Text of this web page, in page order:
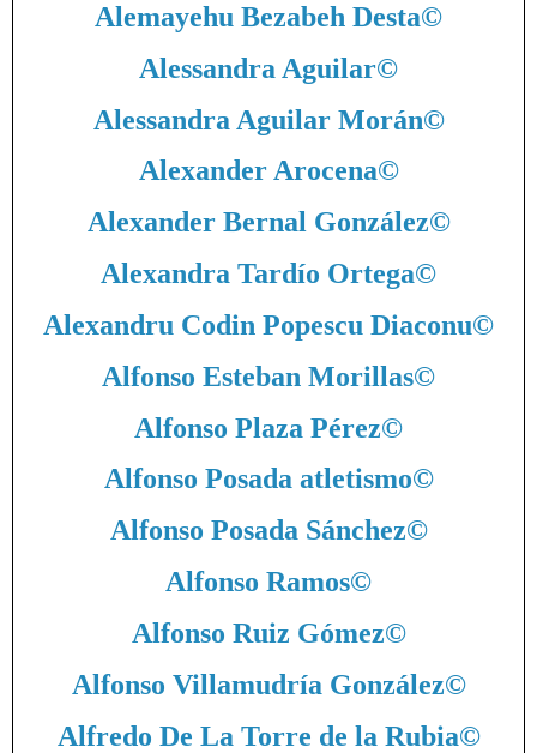
Alemayehu Bezabeh Desta©
Alessandra Aguilar©
Alessandra Aguilar Morán©
Alexander Arocena©
Alexander Bernal González©
Alexandra Tardío Ortega©
Alexandru Codin Popescu Diaconu©
Alfonso Esteban Morillas©
Alfonso Plaza Pérez©
Alfonso Posada atletismo©
Alfonso Posada Sánchez©
Alfonso Ramos©
Alfonso Ruiz Gómez©
Alfonso Villamudría González©
Alfredo De La Torre de la Rubia©